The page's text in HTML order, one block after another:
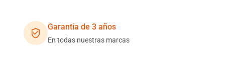
Garantía de 3 años
En todas nuestras marcas